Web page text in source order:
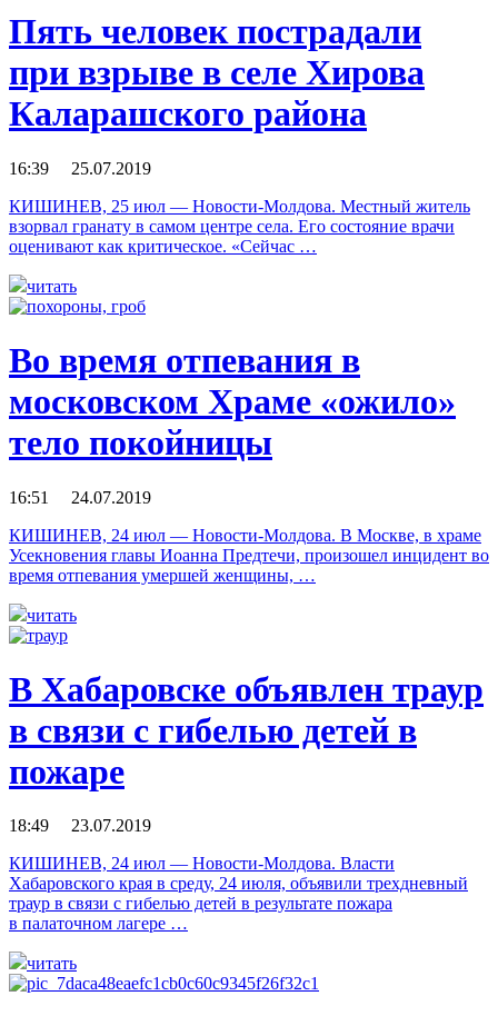
Пять человек пострадали
при взрыве в селе Хирова
Каларашского района
16:39 25.07.2019
КИШИНЕВ, 25 июл — Новости-Молдова. Местный житель
взорвал гранату в самом центре села. Его состояние врачи
оценивают как критическое. «Сейчас …
читать
Во время отпевания в
московском Храме «ожило»
тело покойницы
16:51 24.07.2019
КИШИНЕВ, 24 июл — Новости-Молдова. В Москве, в храме
Усекновения главы Иоанна Предтечи, произошел инцидент во
время отпевания умершей женщины, …
читать
В Хабаровске объявлен траур
в связи с гибелью детей в
пожаре
18:49 23.07.2019
КИШИНЕВ, 24 июл — Новости-Молдова. Власти
Хабаровского края в среду, 24 июля, объявили трехдневный
траур в связи с гибелью детей в результате пожара
в палаточном лагере …
читать